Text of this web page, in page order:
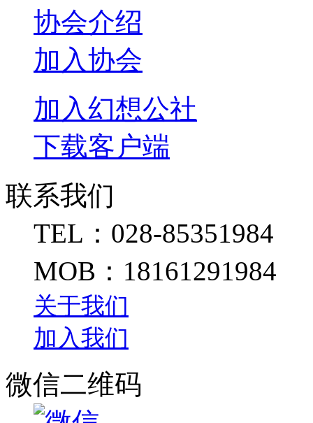
协会介绍
加入协会
加入幻想公社
下载客户端
联系我们
TEL：028-85351984
MOB：18161291984
关于我们
加入我们
微信二维码